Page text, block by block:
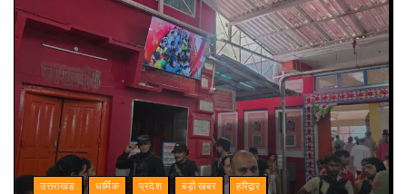
उत्तराखंड धार्मिक प्रदेश बड़ी खबर हरिद्वार